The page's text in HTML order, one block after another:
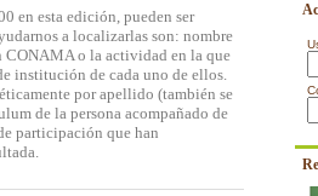
en esta edición, pueden ser
a localizarlas son: nombre
o la actividad en la que
institución de cada uno de ellos.
por apellido (también se
de la persona acompañado de
participación que han